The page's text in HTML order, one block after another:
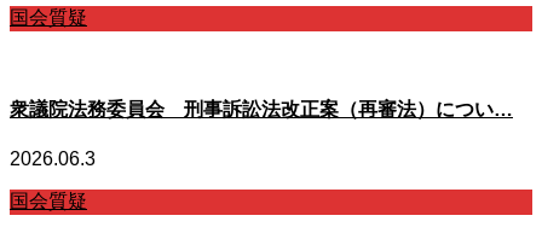
国会質疑
衆議院法務委員会 刑事訴訟法改正案（再審法）につい…
2026.06.3
国会質疑